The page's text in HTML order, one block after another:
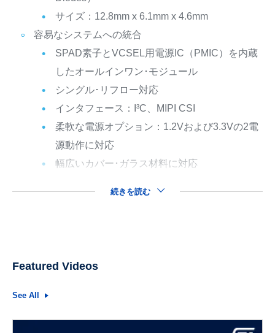
サイズ：12.8mm x 6.1mm x 4.6mm
容易なシステムへの統合
SPAD素子とVCSEL用電源IC（PMIC）を内蔵
したオールインワン･モジュール
シングル･リフロー対応
インタフェース：I³C、MIPI CSI
柔軟な電源オプション： 1.2Vおよび3.3Vの2電
源動作に対応
幅広いカバー･ガラス材料に対応
続きを読む
Featured Videos
See All